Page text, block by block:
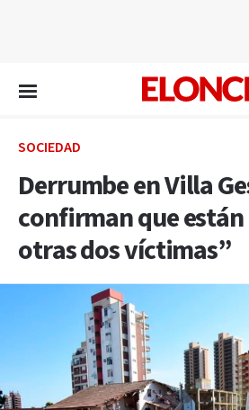
SOCIEDAD
Derrumbe en Villa
confirman que están
otras dos víctimas”